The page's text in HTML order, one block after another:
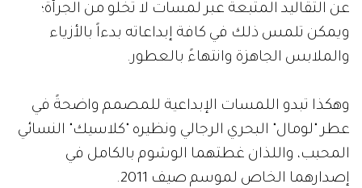
عن التقاليد المتبعة عبر لمسات لا تخلو من الجرأة؛
ويمكن تلمس ذلك في كافة إبداعاته بدءاً بالأزياء
والملابس الجاهزة وانتهاءً بالعطور.
وهكذا تبدو اللمسات الإبداعية للمصمم واضحةً في
عطر "لومال" البحري الرجالي ونظيره "كلاسيك" النسائي
المحبب، واللذان غطتهما الوشوم بالكامل في
إصدارهما الخاص لموسم صيف 2011.